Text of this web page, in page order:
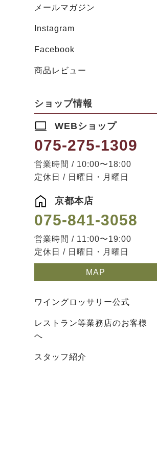
メールマガジン
Instagram
Facebook
商品レビュー
ショップ情報
WEBショップ
075-275-1309
営業時間 / 10:00〜18:00
定休日 / 日曜日・月曜日
京都本店
075-841-3058
営業時間 / 11:00〜19:00
定休日 / 日曜日・月曜日
MAP
ワイングロッサリー公式
レストラン等業務店のお客様
へ
スタッフ紹介